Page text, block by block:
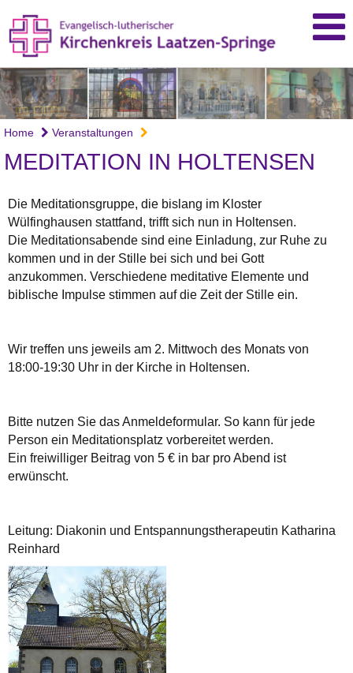
Home Veranstaltungen
MEDITATION IN HOLTENSEN
Die Meditationsgruppe, die bislang im Kloster
Wülfinghausen stattfand, trifft sich nun in Holtensen.
Die Meditationsabende sind eine Einladung, zur Ruhe zu
kommen und in der Stille bei sich und bei Gott
anzukommen. Verschiedene meditative Elemente und
biblische Impulse stimmen auf die Zeit der Stille ein.
Wir treffen uns jeweils am 2. Mittwoch des Monats von
18:00-19:30 Uhr in der Kirche in Holtensen.
Bitte nutzen Sie das Anmeldeformular. So kann für jede
Person ein Meditationsplatz vorbereitet werden.
Ein freiwilliger Beitrag von 5 € in bar pro Abend ist
erwünscht.
Leitung: Diakonin und Entspannungstherapeutin Katharina
Reinhard